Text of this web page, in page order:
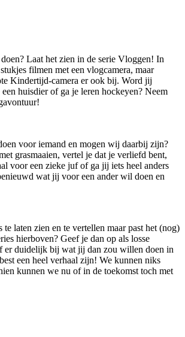
Laat het zien in de serie Vloggen! In
filmen met een vlogcamera, maar
Kindertijd-camera er ook bij. Word jij
huisdier of ga je leren hockeyen? Neem
voor iemand en mogen wij daarbij zijn?
grasmaaien, vertel je dat je verliefd bent,
voor een zieke juf of ga jij iets heel anders
wat jij voor een ander wil doen en
laten zien en te vertellen maar past het (nog)
hierboven? Geef je dan op als losse
er duidelijk bij wat jij dan zou willen doen in
een heel verhaal zijn! We kunnen niks
kunnen we nu of in de toekomst toch met